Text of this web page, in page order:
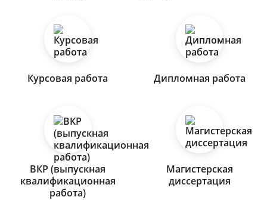
Курсовая работа Дипломная работа
ВКР (выпускная
квалификационная
работа)
Магистерская
диссертация